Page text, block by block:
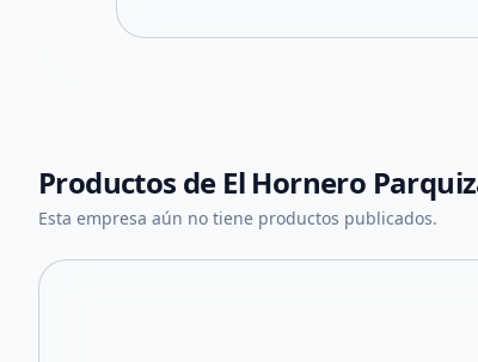
Productos de El Hornero
Esta empresa aún no tiene productos publicados.